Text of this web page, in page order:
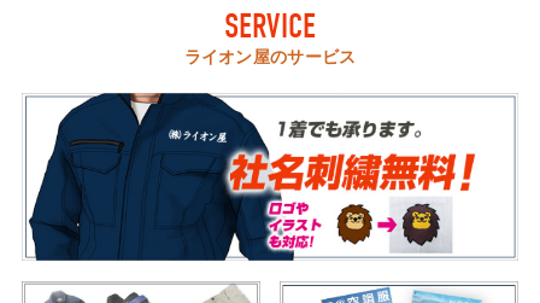
SERVICE
ライオン屋のサービス